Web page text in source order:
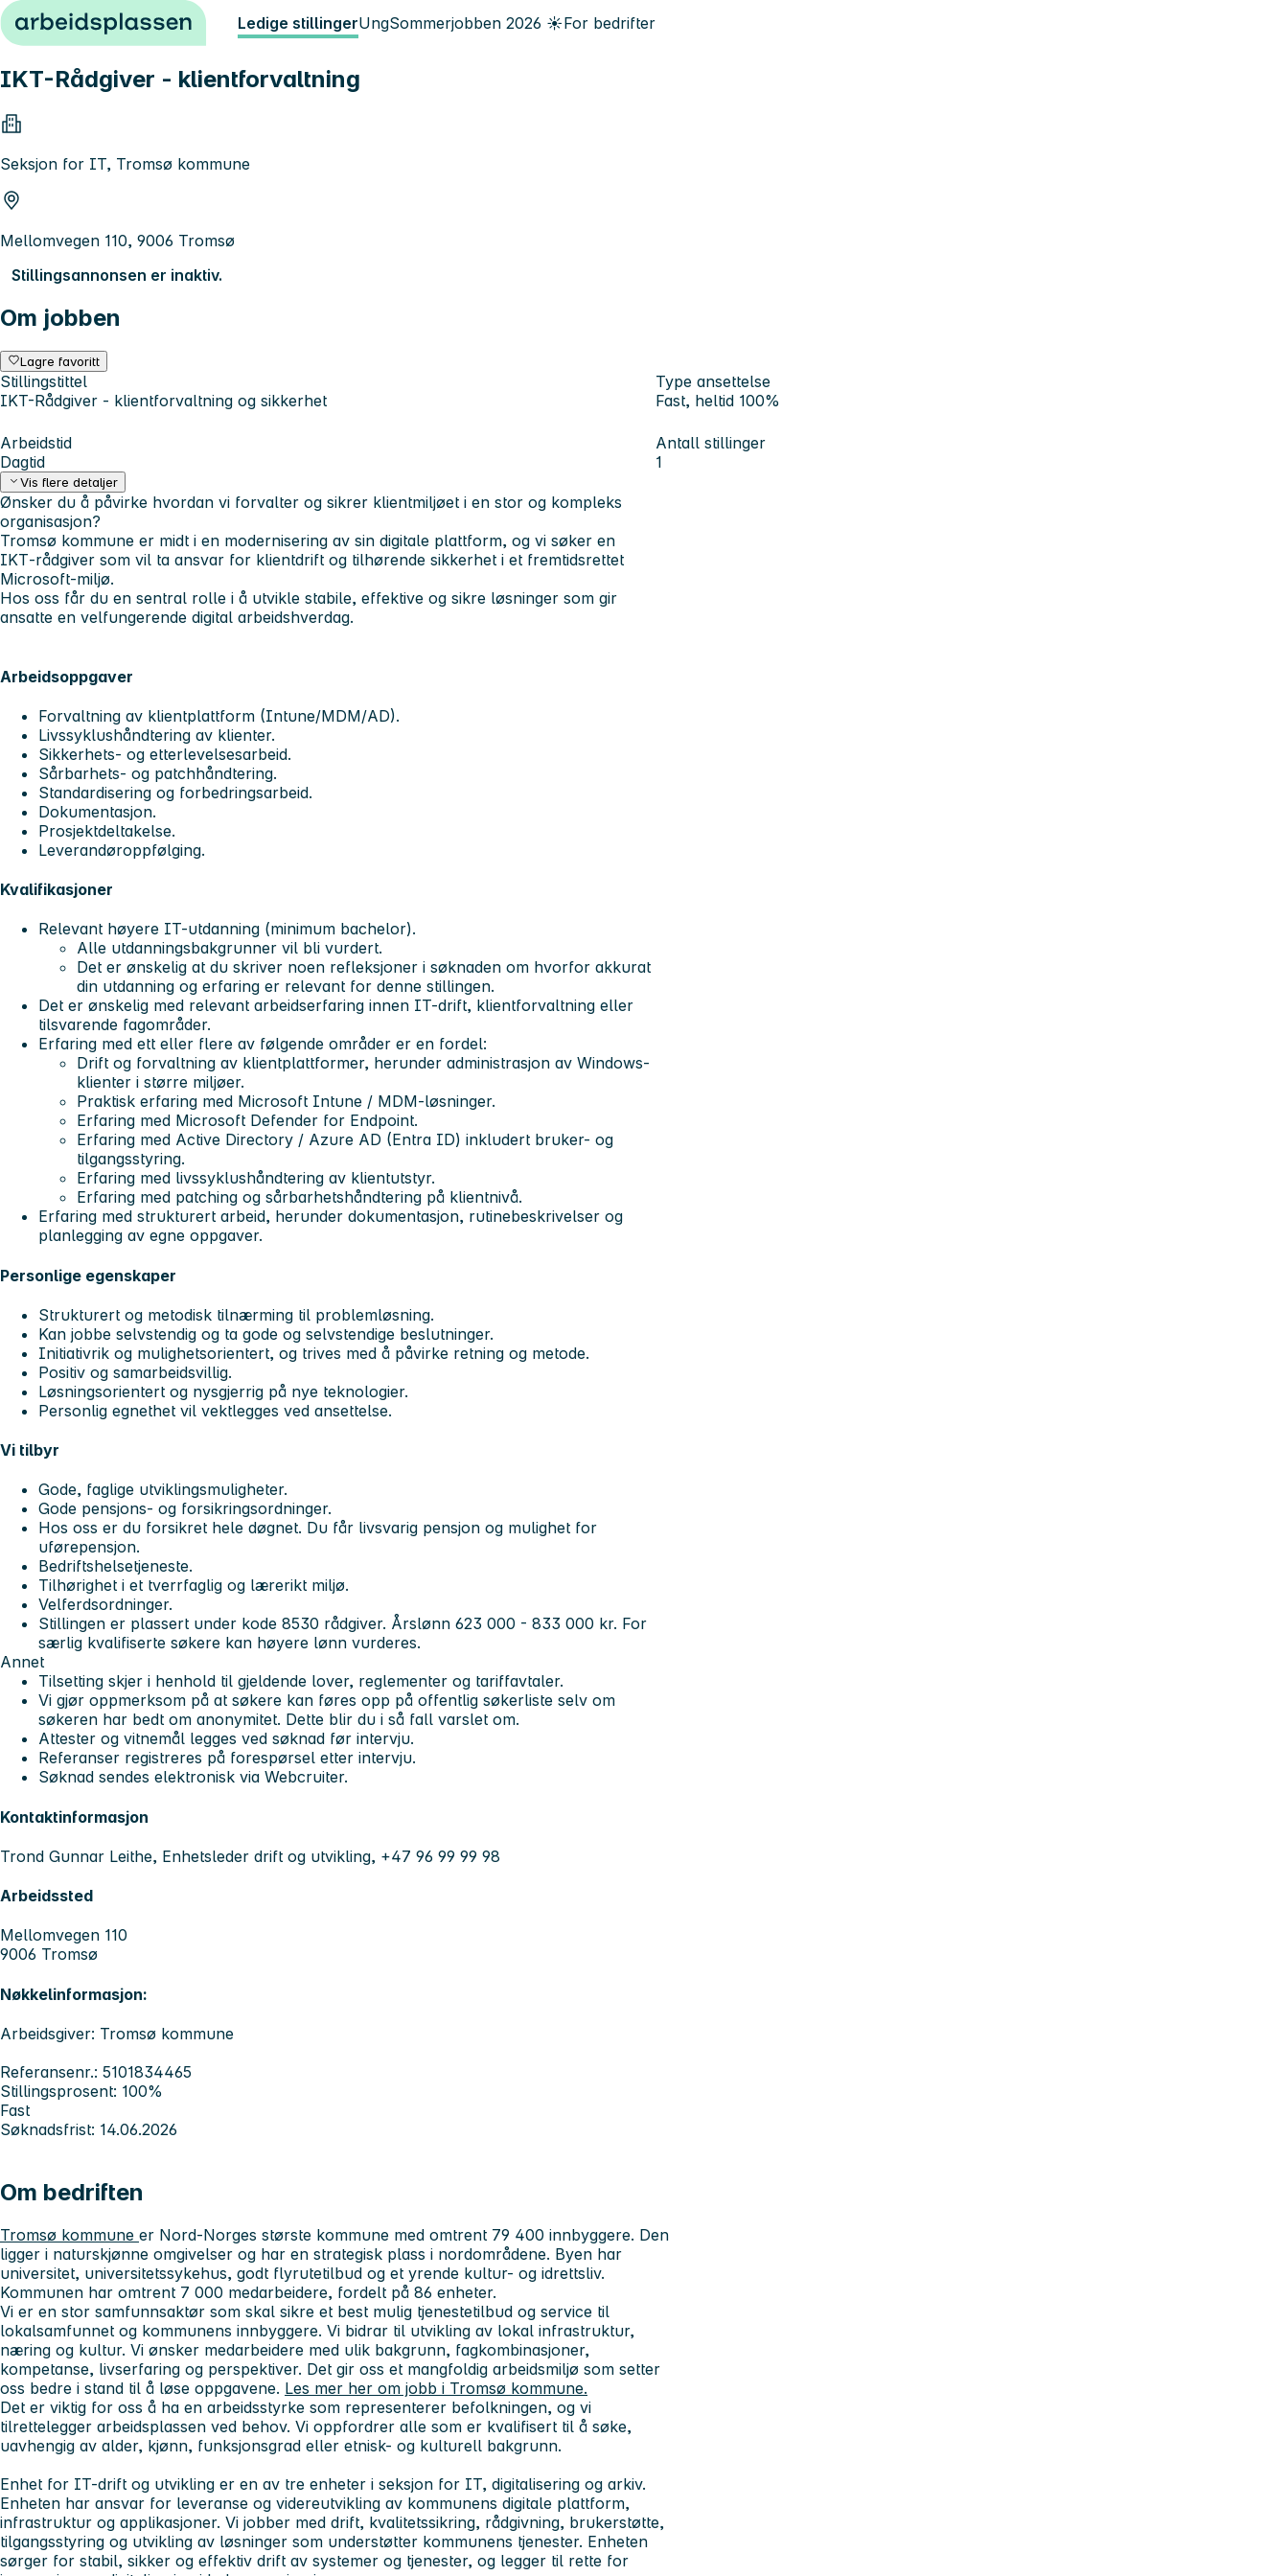
Hopp til innhold Ledige stillingerUngSommerjobben 2026 ☀️For bedrifter
IKT-Rådgiver - klientforvaltning
Seksjon for IT, Tromsø kommune
Mellomvegen 110, 9006 Tromsø
Stillingsannonsen er inaktiv.
Om jobben
Lagre favoritt
Stillingstittel
IKT-Rådgiver - klientforvaltning og sikkerhet
Type ansettelse
Fast, heltid 100%
Arbeidstid
Dagtid
Antall stillinger
1
Vis flere detaljer
Ønsker du å påvirke hvordan vi forvalter og sikrer klientmiljøet i en stor og kompleks
organisasjon?
Tromsø kommune er midt i en modernisering av sin digitale plattform, og vi søker en
IKT‑rådgiver som vil ta ansvar for klientdrift og tilhørende sikkerhet i et fremtidsrettet
Microsoft‑miljø.
Hos oss får du en sentral rolle i å utvikle stabile, effektive og sikre løsninger som gir
ansatte en velfungerende digital arbeidshverdag.
Arbeidsoppgaver
Forvaltning av klientplattform (Intune/MDM/AD).
Livssyklushåndtering av klienter.
Sikkerhets- og etterlevelsesarbeid.
Sårbarhets- og patchhåndtering.
Standardisering og forbedringsarbeid.
Dokumentasjon.
Prosjektdeltakelse.
Leverandøroppfølging.
Kvalifikasjoner
Relevant høyere IT-utdanning (minimum bachelor).
Alle utdanningsbakgrunner vil bli vurdert.
Det er ønskelig at du skriver noen refleksjoner i søknaden om hvorfor akkurat
din utdanning og erfaring er relevant for denne stillingen.
Det er ønskelig med relevant arbeidserfaring innen IT-drift, klientforvaltning eller
tilsvarende fagområder.
Erfaring med ett eller flere av følgende områder er en fordel:
Drift og forvaltning av klientplattformer, herunder administrasjon av Windows-
klienter i større miljøer.
Praktisk erfaring med Microsoft Intune / MDM-løsninger.
Erfaring med Microsoft Defender for Endpoint.
Erfaring med Active Directory / Azure AD (Entra ID) inkludert bruker- og
tilgangsstyring.
Erfaring med livssyklushåndtering av klientutstyr.
Erfaring med patching og sårbarhetshåndtering på klientnivå.
Erfaring med strukturert arbeid, herunder dokumentasjon, rutinebeskrivelser og
planlegging av egne oppgaver.
Personlige egenskaper
Strukturert og metodisk tilnærming til problemløsning.
Kan jobbe selvstendig og ta gode og selvstendige beslutninger.
Initiativrik og mulighetsorientert, og trives med å påvirke retning og metode.
Positiv og samarbeidsvillig.
Løsningsorientert og nysgjerrig på nye teknologier.
Personlig egnethet vil vektlegges ved ansettelse.
Vi tilbyr
Gode, faglige utviklingsmuligheter.
Gode pensjons- og forsikringsordninger.
Hos oss er du forsikret hele døgnet. Du får livsvarig pensjon og mulighet for
uførepensjon.
Bedriftshelsetjeneste.
Tilhørighet i et tverrfaglig og lærerikt miljø.
Velferdsordninger.
Stillingen er plassert under kode 8530 rådgiver. Årslønn 623 000 - 833 000 kr. For
særlig kvalifiserte søkere kan høyere lønn vurderes.
Annet
Tilsetting skjer i henhold til gjeldende lover, reglementer og tariffavtaler.
Vi gjør oppmerksom på at søkere kan føres opp på offentlig søkerliste selv om
søkeren har bedt om anonymitet. Dette blir du i så fall varslet om.
Attester og vitnemål legges ved søknad før intervju.
Referanser registreres på forespørsel etter intervju.
Søknad sendes elektronisk via Webcruiter.
Kontaktinformasjon
Trond Gunnar Leithe, Enhetsleder drift og utvikling, +47 96 99 99 98
Arbeidssted
Mellomvegen 110
9006 Tromsø
Nøkkelinformasjon:
Arbeidsgiver: Tromsø kommune
Referansenr.: 5101834465
Stillingsprosent: 100%
Fast
Søknadsfrist: 14.06.2026
Om bedriften
Tromsø kommune er Nord-Norges største kommune med omtrent 79 400 innbyggere. Den
ligger i naturskjønne omgivelser og har en strategisk plass i nordområdene. Byen har
universitet, universitetssykehus, godt flyrutetilbud og et yrende kultur- og idrettsliv.
Kommunen har omtrent 7 000 medarbeidere, fordelt på 86 enheter.
Vi er en stor samfunnsaktør som skal sikre et best mulig tjenestetilbud og service til
lokalsamfunnet og kommunens innbyggere. Vi bidrar til utvikling av lokal infrastruktur,
næring og kultur. Vi ønsker medarbeidere med ulik bakgrunn, fagkombinasjoner,
kompetanse, livserfaring og perspektiver. Det gir oss et mangfoldig arbeidsmiljø som setter
oss bedre i stand til å løse oppgavene. Les mer her om jobb i Tromsø kommune.
Det er viktig for oss å ha en arbeidsstyrke som representerer befolkningen, og vi
tilrettelegger arbeidsplassen ved behov. Vi oppfordrer alle som er kvalifisert til å søke,
uavhengig av alder, kjønn, funksjonsgrad eller etnisk- og kulturell bakgrunn.
Enhet for IT-drift og utvikling er en av tre enheter i seksjon for IT, digitalisering og arkiv.
Enheten har ansvar for leveranse og videreutvikling av kommunens digitale plattform,
infrastruktur og applikasjoner. Vi jobber med drift, kvalitetssikring, rådgivning, brukerstøtte,
tilgangsstyring og utvikling av løsninger som understøtter kommunens tjenester. Enheten
sørger for stabil, sikker og effektiv drift av systemer og tjenester, og legger til rette for